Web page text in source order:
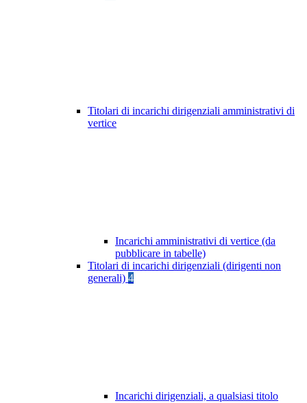
Titolari di incarichi dirigenziali amministrativi di
vertice
Incarichi amministrativi di vertice (da
pubblicare in tabelle)
Titolari di incarichi dirigenziali (dirigenti non
generali) 4
Incarichi dirigenziali, a qualsiasi titolo